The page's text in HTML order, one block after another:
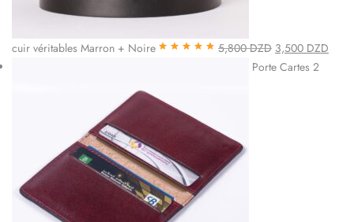
cuir véritables Marron + Noire 5,800DZD 3,500 DZD
Porte Cartes 2